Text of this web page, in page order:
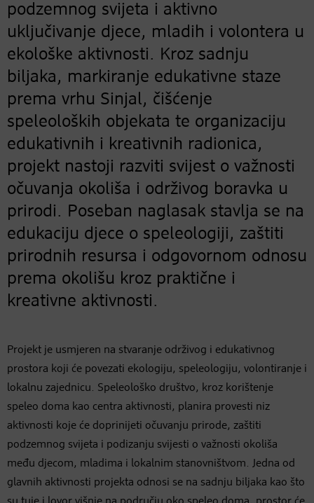
podzemnog svijeta i aktivno
uključivanje djece, mladih i volontera u
ekološke aktivnosti. Kroz sadnju
biljaka, markiranje edukativne staze
prema vrhu Sinjal, čišćenje
speleoloških objekata te organizaciju
edukativnih i kreativnih radionica,
projekt nastoji razviti svijest o važnosti
očuvanja okoliša i održivog boravka u
prirodi. Poseban naglasak stavlja se na
edukaciju djece o speleologiji, zaštiti
prirodnih resursa i odgovornom odnosu
prema okolišu kroz praktične i
kreativne aktivnosti.
Projekt je usmjeren na stvaranje održivog i edukativnog
prostora koji će povezati ekologiju, speleologiju, volontiranje i
lokalnu zajednicu. Speleološko društvo, kroz korištenje
speleo doma kao centra aktivnosti, planira provesti niz
aktivnosti koje će doprinijeti očuvanju prirode, zaštiti
podzemnog svijeta i podizanju svijesti o važnosti okoliša
među djecom, mladima i lokalnim stanovništvom. Jedna od
glavnih aktivnosti projekta odnosi se na sadnju biljaka kao što